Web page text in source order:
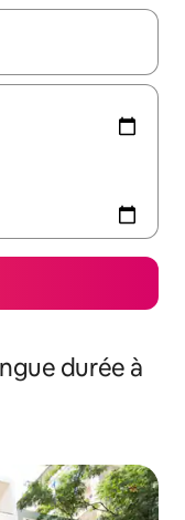
les flèches vers le
durée à